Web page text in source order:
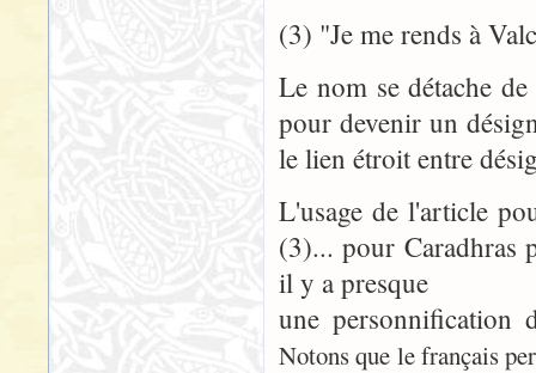
(3) "Je me rends à
Le nom se détache
pour devenir un
le lien étroit entre
L'usage de l'article
(3)... pour Caradhras
il y a presque
une personnification
Notons que le français